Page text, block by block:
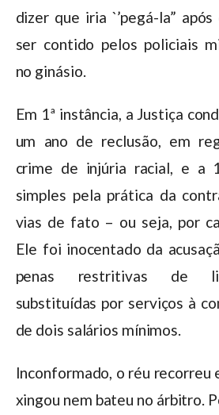
dizer que iria `’pegá-la”
ser contido pelos policiais
no ginásio.
Em 1ª instância, a Justiça
um ano de reclusão, em
crime de injúria racial, e a
simples pela prática da
vias de fato – ou seja, por
Ele foi inocentado da
penas restritivas de
substituídas por serviços à
de dois salários mínimos.
Inconformado, o réu recorreu
xingou nem bateu no árbitro.